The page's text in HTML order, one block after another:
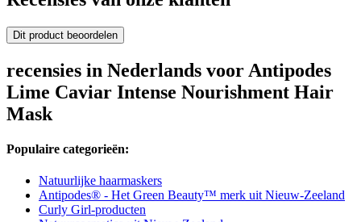
Dit product beoordelen
recensies in Nederlands voor Antipodes
Lime Caviar Intense Nourishment Hair
Mask
Populaire categorieën:
Natuurlijke haarmaskers
Antipodes® - Het Green Beauty™ merk uit Nieuw-Zeeland
Curly Girl-producten